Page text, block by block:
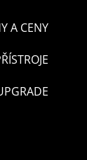
A CENY